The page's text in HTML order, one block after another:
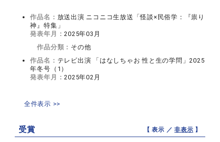
作品名： 放送出演 ニコニコ生放送「怪談×民俗学：『祟り
神』特集」
発表年月：2025年03月
作品分類： その他
作品名： テレビ出演 「はなしちゃお 性と生の学問」2025
年冬号（1）
発表年月：2025年02月
全件表示 >>
受賞 【 表示 ／非表示 】